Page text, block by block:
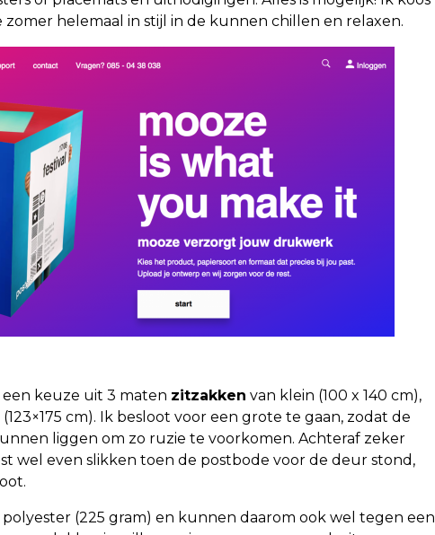
zomer helemaal in stijl in de kunnen chillen en relaxen.
een keuze uit 3 maten zitzakken van klein (100 x 140 cm),
cm). Ik besloot voor een grote te gaan, zodat de
liggen om zo ruzie te voorkomen. Achteraf zeker
wel even slikken toen de postbode voor de deur stond,
(225 gram) en kunnen daarom ook wel tegen een